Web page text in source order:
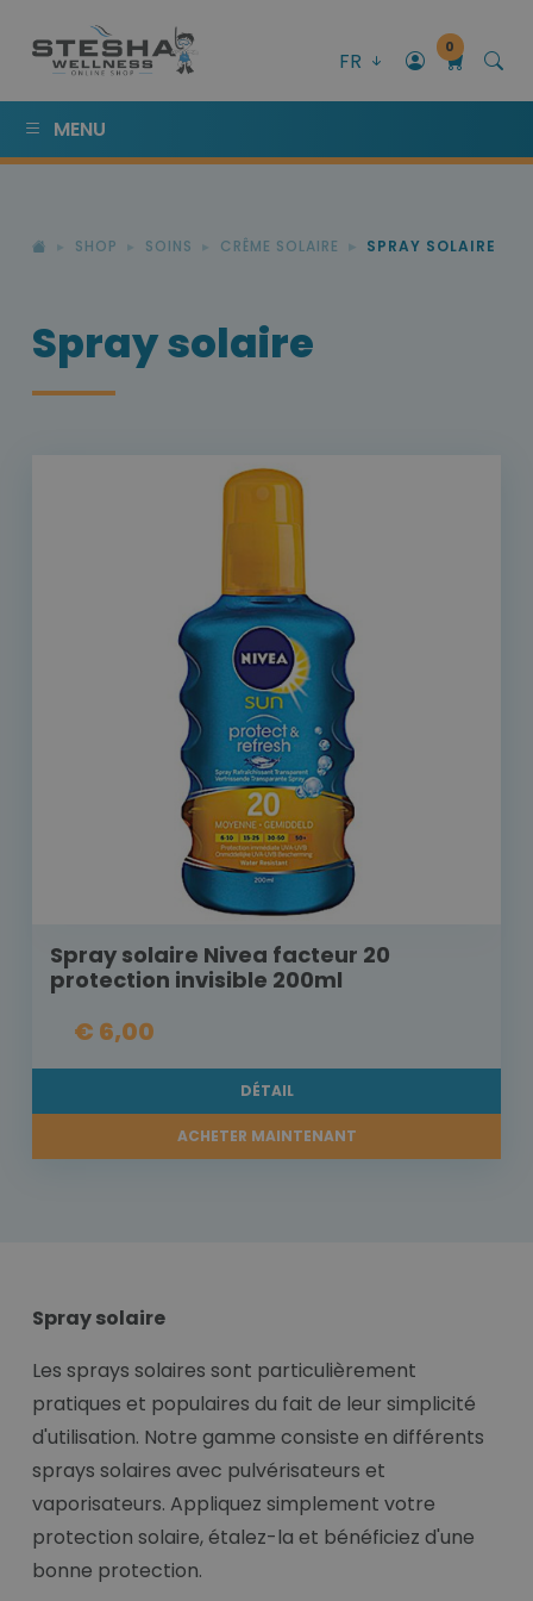
FR
0
MENU
SHOP SOINS CRÊME SOLAIRE SPRAY SOLAIRE
Spray solaire
Spray solaire Nivea facteur 20
protection invisible 200ml
€ 6,00
DÉTAIL
ACHETER MAINTENANT
Spray solaire
Les sprays solaires sont particulièrement
pratiques et populaires du fait de leur simplicité
d'utilisation. Notre gamme consiste en différents
sprays solaires avec pulvérisateurs et
vaporisateurs. Appliquez simplement votre
protection solaire, étalez-la et bénéficiez d'une
bonne protection.